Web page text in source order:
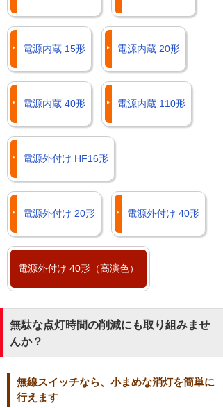
電源内蔵 15形 電源内蔵 20形
電源内蔵 40形 電源内蔵 110形
電源外付け HF16形
電源外付け 20形 電源外付け 40形
電源外付け 40形（高演色）
無駄な点灯時間の削減にも取り組みませ
んか？
無線スイッチなら、小まめな消灯を簡単に
行えます